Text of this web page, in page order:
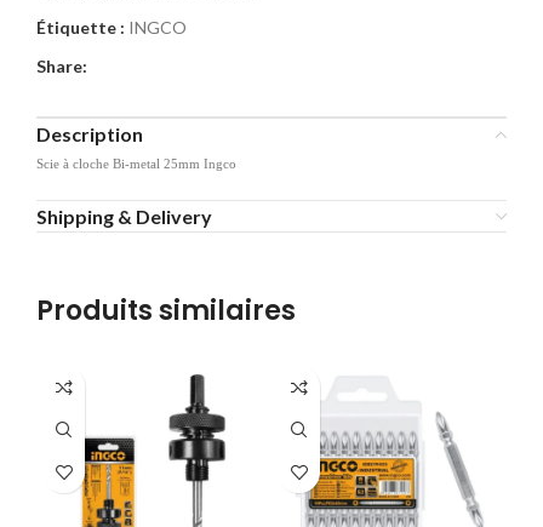
Étiquette : INGCO
Share:
Description
Scie à cloche Bi-metal 25mm Ingco
Shipping & Delivery
Produits similaires